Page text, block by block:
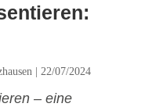
22/07/2024
– eine